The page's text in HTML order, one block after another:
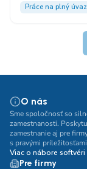
Práce na plný
O nás
Sme spoločnosť so
zamestnanosti.
zamestnanie aj pre
s pravými
Viac o nábore softvéri
Pre firmy